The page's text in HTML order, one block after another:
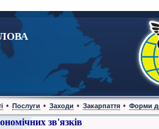
• Послуги • Заходи • Закарпаття • Форми
зв'язків